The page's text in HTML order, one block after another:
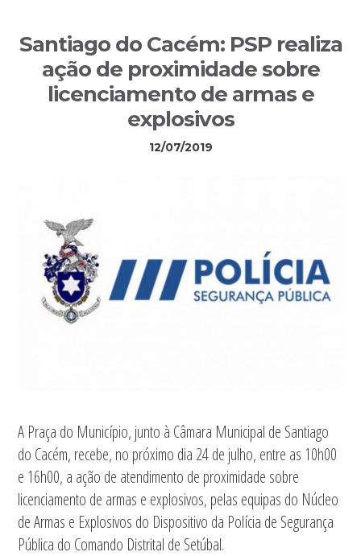
Santiago do Cacém: PSP realiza
ação de proximidade sobre
licenciamento de armas e
explosivos
12/07/2019
A Praça do Município, junto à Câmara Municipal de Santiago
do Cacém, recebe, no próximo dia 24 de julho, entre as 10h00
e 16h00, a ação de atendimento de proximidade sobre
licenciamento de armas e explosivos, pelas equipas do Núcleo
de Armas e Explosivos do Dispositivo da Polícia de Segurança
Pública do Comando Distrital de Setúbal.
Sidebar
primária